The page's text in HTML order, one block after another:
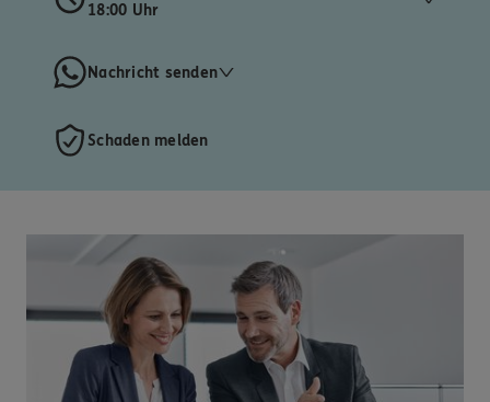
18:00 Uhr
Nachricht senden
Schaden melden